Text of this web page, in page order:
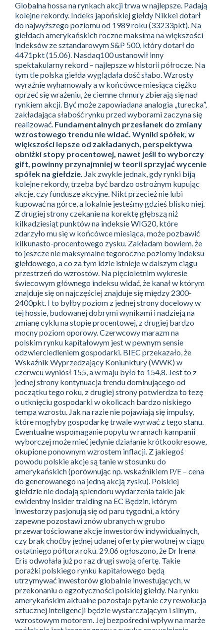
Globalna hossa na rynkach akcji trwa w najlepsze. Padają
kolejne rekordy. Indeks japońskiej giełdy Nikkei dotarł
do najwyższego poziomu od 1989 roku (33233pkt). Na
giełdach amerykańskich roczne maksima na większości
indeksów ze sztandarowym S&P 500, który dotarł do
4471pkt (15.06). Nasdaq100 ustanowił inny
spektakularny rekord – najlepsze w historii półrocze. Na
tym tle polska giełda wyglądała dość słabo. Wzrosty
wyraźnie wyhamowały a w końcówce miesiąca ciężko
oprzeć się wrażeniu, że ciemne chmury zbierają się nad
rynkiem akcji. Być może zapowiadana analogia „turecka”,
zakładająca słabość rynku przed wyborami zaczyna się
realizować. Fundamentalnych przesłanek do zmiany
wzrostowego trendu nie widać. Wyniki spółek, w
większości lepsze od zakładanych, perspektywa
obniżki stopy procentowej, nawet jeśli to wyborczy
gift, powinny przynajmniej w teorii sprzyjać wycenie
spółek na giełdzie. Jak zwykle jednak, gdy rynki biją
kolejne rekordy, trzeba być bardzo ostrożnym kupując
akcje, czy fundusze akcyjne. Nikt przecież nie lubi
kupować na górce, a lokalnie jesteśmy gdzieś blisko niej.
Z drugiej strony czekanie na korektę głębszą niż
kilkadziesiąt punktów na indeksie WIG20, które
zdarzyło mu się w końcówce miesiąca, może pozbawić
kilkunasto-procentowego zysku. Zakładam bowiem, że
to jeszcze nie maksymalne tegoroczne poziomy indeksu
giełdowego, a co za tym idzie istnieje w dalszym ciągu
przestrzeń do wzrostów. Na pięcioletnim wykresie
świecowym głównego indeksu widać, że kanał w którym
znajduje się on najczęściej znajduje się między 2300-
2400pkt. I to byłby poziom z jednej strony docelowy w
tej hossie, budowanej dobrymi wynikami i nadzieją na
zmianę cyklu na stopie procentowej, z drugiej bardzo
mocny poziom oporowy. Czerwcowy marazm na
polskim rynku kapitałowym jest w pewnym sensie
odzwierciedleniem gospodarki. BIEC przekazało, że
Wskaźnik Wyprzedzający Koniunktury (WWK) w
czerwcu wyniósł 155, a w maju było to 154,8. Jest to z
jednej strony kontynuacja trendu dominującego od
początku tego roku, z drugiej strony potwierdza to tezę
o utknięciu gospodarki w okolicach bardzo niskiego
tempa wzrostu. Jak na razie nie pojawiają się impulsy,
które mogłyby gospodarkę trwale wyrwać z tego stanu.
Ewentualne wspomaganie popytu w ramach kampanii
wyborczej może mieć jedynie działanie krótkookresowe,
okupione ponownym wzrostem inflacji. Z jakiegoś
powodu polskie akcje są tanie w stosunku do
amerykańskich (porównując np. wskaźnikiem P/E – cena
do generowanego na jedną akcją zysku). Polskiej
giełdzie nie dodają splendoru wydarzenia takie jak
ewidentny insider traiding na EC Będzin, którym
inwestorzy pasjonują się od paru tygodni, a który
zapewne pozostawi znów ubranych w grubo
przewartościowane akcje inwestorów indywidualnych,
czy brak choćby jednej udanej oferty pierwotnej w ciągu
ostatniego półtora roku. 29.06 ogłoszono, że Dr Irena
Eris odwołała już po raz drugi swoją ofertę. Takie
porażki polskiego rynku kapitałowego będą
utrzymywać inwestorów globalnie inwestujących, w
przekonaniu o egzotyczności polskiej giełdy. Na rynku
amerykańskim aktualne pozostaje pytanie czy rewolucja
sztucznej inteligencji będzie wystarczającym i silnym,
wzrostowym motorem. Jej bezpośredni wpływ na marże